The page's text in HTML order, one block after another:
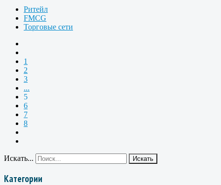
Ритейл
FMCG
Торговые сети
1
2
3
...
5
6
7
8
Искать... Искать
Категории